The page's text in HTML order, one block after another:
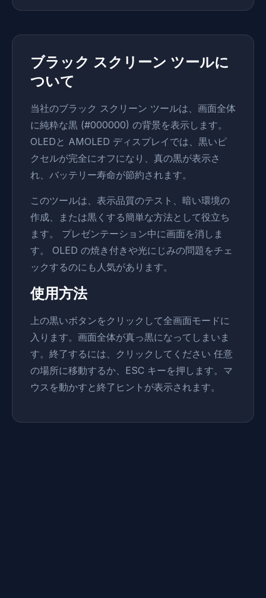
ブラック スクリーン ツールに
ついて
当社のブラック スクリーン ツールは、画面全体
に純粋な黒 (#000000) の背景を表示します。
OLEDと AMOLED ディスプレイでは、黒いピ
クセルが完全にオフになり、真の黒が表示さ
れ、バッテリー寿命が節約されます。
このツールは、表示品質のテスト、暗い環境の
作成、または黒くする簡単な方法として役立ち
ます。 プレゼンテーション中に画面を消しま
す。 OLED の焼き付きや光にじみの問題をチェ
ックするのにも人気があります。
使用方法
上の黒いボタンをクリックして全画面モードに
入ります。画面全体が真っ黒になってしまいま
す。終了するには、クリックしてください 任意
の場所に移動するか、ESC キーを押します。マ
ウスを動かすと終了ヒントが表示されます。